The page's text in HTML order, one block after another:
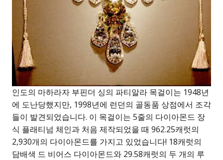
인도의 마하라자 부핀더 싱의 파티알라 목걸이는 1948년
에 도난당했지만, 1998년에 런던의 골동품 상점에서 조각
들이 발견되었습니다. 이 목걸이는 5줄의 다이아몬드 장
식 플래티넘 체인과 처음 제작되었을 때 962.25캐럿의
2,930개의 다이아몬드를 가지고 있었습니다! 18캐럿의
담배색 드 비어스 다이아몬드와 29.58캐럿의 두 개의 루